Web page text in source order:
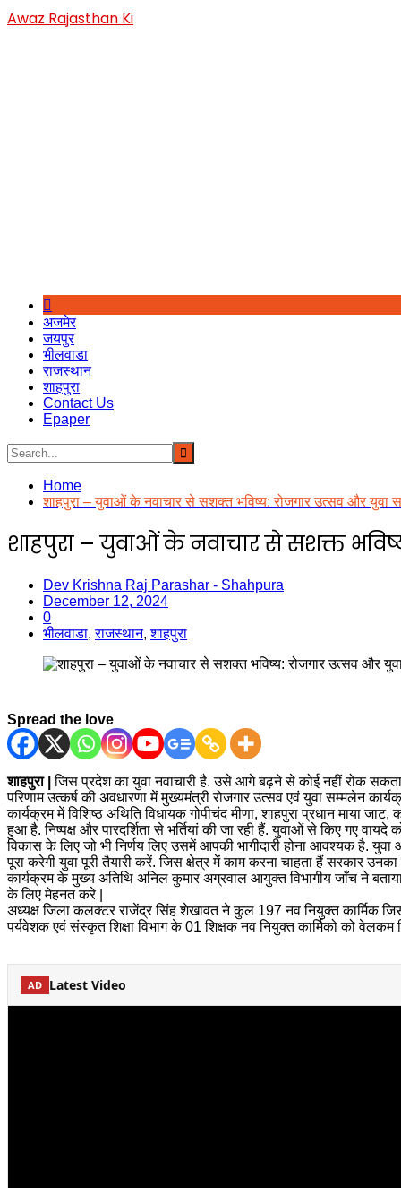
Skip
to
Awaz Rajasthan Ki
अजमेर
जयपुर
भीलवाडा
राजस्थान
शाहपुरा
Contact Us
Epaper
Home
शाहपुरा – युवाओं के नवाचार से सशक्त भविष्य: रोजगार उत्सव और युवा
शाहपुरा – युवाओं के नवाचार से सशक्त
Dev Krishna Raj Parashar - Shahpura
December 12, 2024
0
भीलवाडा,राजस्थान,शाहपुरा
Spread the love
शाहपुरा |जिस प्रदेश का युवा नवाचारी है. उसे आगे बढ़ने से कोई नहीं रोक
परिणाम उत्कर्ष की अवधारणा में मुख्यमंत्री रोजगार उत्सव एवं युवा सम्मलेन
कार्यक्रम में विशिष्ठ अथिति विधायक गोपीचंद मीणा, शाहपुरा प्रधान माया
हुआ है. निष्पक्ष और पारदर्शिता से भर्तियां की जा रही हैं. युवाओं से किए गए
विकास के लिए जो भी निर्णय लिए उसमें आपकी भागीदारी होना आवश्यक है.
पूरा करेगी युवा पूरी तैयारी करें. जिस क्षेत्र में काम करना चाहता हैं सरकार उनका
कार्यक्रम के मुख्य अतिथि अनिल कुमार अग्रवाल आयुक्त विभागीय जाँच ने
के लिए मेहनत करे |
अध्यक्ष जिला कलक्टर राजेंद्र सिंह शेखावत ने कुल 197 नव नियुक्त कार्मिक
पर्यवेशक एवं संस्कृत शिक्षा विभाग के 01 शिक्षक नव नियुक्त कार्मिको को
AD Latest Video